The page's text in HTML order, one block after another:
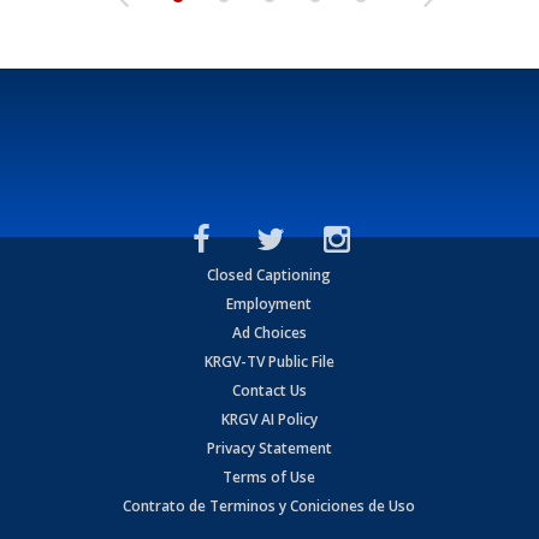
Closed Captioning
Employment
Ad Choices
KRGV-TV Public File
Contact Us
KRGV AI Policy
Privacy Statement
Terms of Use
Contrato de Terminos y Coniciones de Uso